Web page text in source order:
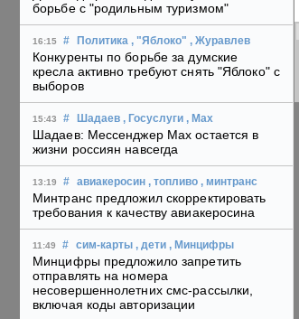
борьбе с "родильным туризмом"
16:15 # Политика , "Яблоко" , Журавлев
Конкуренты по борьбе за думские
кресла активно требуют снять "Яблоко" с
выборов
15:43 # Шадаев , Госуслуги , Max
Шадаев: Мессенджер Max остается в
жизни россиян навсегда
13:19 # авиакеросин , топливо , минтранс
Минтранс предложил скорректировать
требования к качеству авиакеросина
11:49 # сим-карты , дети , Минцифры
Минцифры предложило запретить
отправлять на номера
несовершеннолетних смс-рассылки,
включая коды авторизации